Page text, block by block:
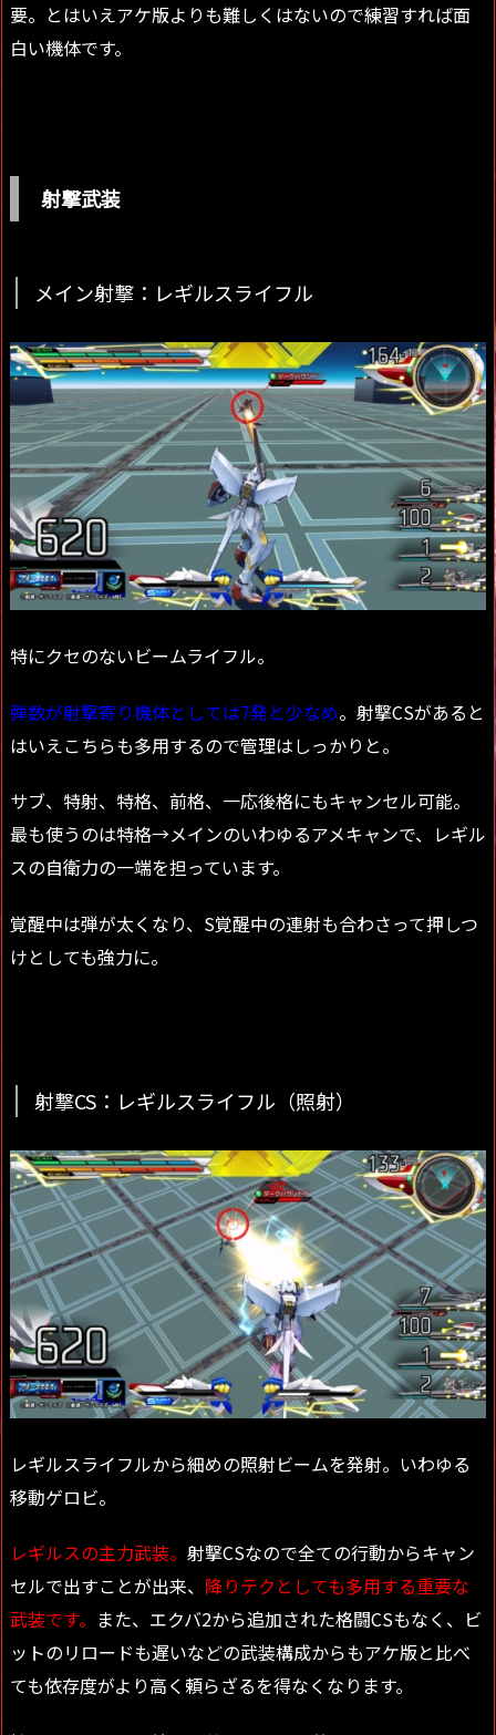
要。とはいえアケ版よりも難しくはないので練習すれば面
白い機体です。
射撃武装
メイン射撃：レギルスライフル
特にクセのないビームライフル。
弾数が射撃寄り機体としては7発と少なめ。射撃CSがあると
はいえこちらも多用するので管理はしっかりと。
サブ、特射、特格、前格、一応後格にもキャンセル可能。
最も使うのは特格→メインのいわゆるアメキャンで、レギル
スの自衛力の一端を担っています。
覚醒中は弾が太くなり、S覚醒中の連射も合わさって押しつ
けとしても強力に。
射撃CS：レギルスライフル（照射）
レギルスライフルから細めの照射ビームを発射。いわゆる
移動ゲロビ。
レギルスの主力武装。 射撃CSなので全ての行動からキャン
セルで出すことが出来、 降りテクとしても多用する重要な
武装です。 また、エクバ2から追加された格闘CSもなく、ビ
ットのリロードも遅いなどの武装構成からもアケ版と比べ
ても依存度がより高く頼らざるを得なくなります。